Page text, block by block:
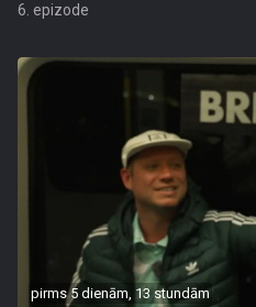
6. epizode
pirms 5 dienām, 13 stundām